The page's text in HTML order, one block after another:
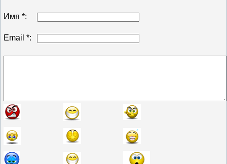
Имя *:
Email *: